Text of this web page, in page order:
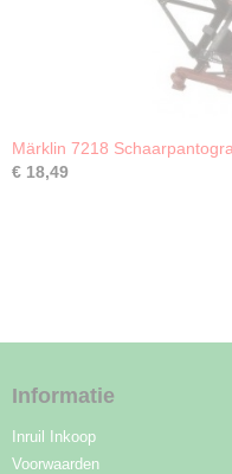
Märklin 7218
€ 18,49
Informatie
Inruil Inkoop
Voorwaarden